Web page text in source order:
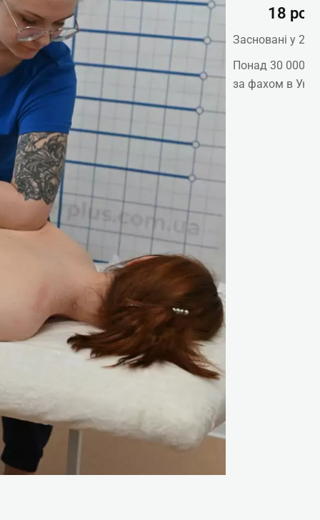
18
Засновані у
Понад 30 000
за фахом в